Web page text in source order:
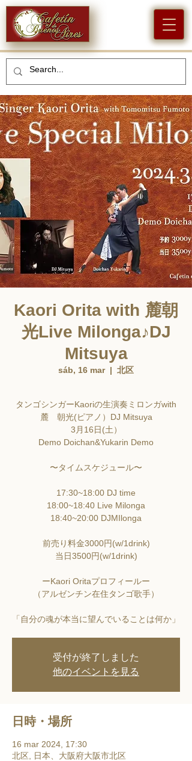
Kaori Orita with 麓朝
光Live Milonga♪DJ
Mitsuya
sáb, 16 mar
  |
北区
タンゴシンガーKaoriの生演奏ミロンガwith
麓 朝光(ピアノ）DJ Mitsuya
3月16日(土）
Demo Doichan&Yukarin Demo
〜タイムスケジュール〜
17:30~18:00 DJ time
18:00~18:40 Live Milonga
18:40~20:00 DJMIlonga
前売り料金3000円(w/1drink)
当日3500円(w/1drink)
ーKaori Oritaプロフィールー
（アルゼンチン在住タンゴ歌手）
「自分の魂が本当に望んでいることは何か」
受付が終了しました
他のイベントを見る
日時・場所
16 mar 2024, 17:30
北区, 日本、大阪府大阪市北区